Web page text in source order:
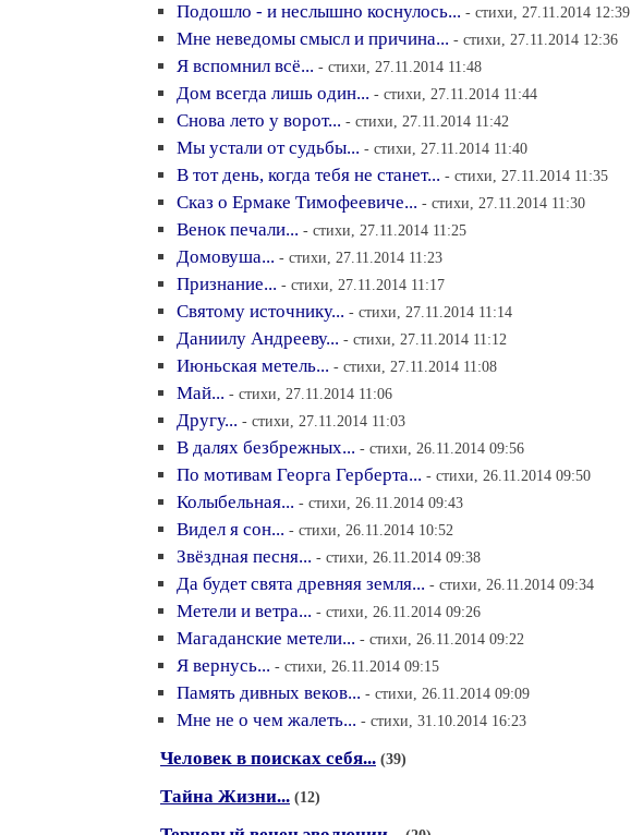
Подошло - и неслышно коснулось... - стихи, 27.11.2014 12:39
Мне неведомы смысл и причина... - стихи, 27.11.2014 12:36
Я вспомнил всё... - стихи, 27.11.2014 11:48
Дом всегда лишь один... - стихи, 27.11.2014 11:44
Снова лето у ворот... - стихи, 27.11.2014 11:42
Мы устали от судьбы... - стихи, 27.11.2014 11:40
В тот день, когда тебя не станет... - стихи, 27.11.2014 11:35
Сказ о Ермаке Тимофеевиче... - стихи, 27.11.2014 11:30
Венок печали... - стихи, 27.11.2014 11:25
Домовуша... - стихи, 27.11.2014 11:23
Признание... - стихи, 27.11.2014 11:17
Святому источнику... - стихи, 27.11.2014 11:14
Даниилу Андрееву... - стихи, 27.11.2014 11:12
Июньская метель... - стихи, 27.11.2014 11:08
Май... - стихи, 27.11.2014 11:06
Другу... - стихи, 27.11.2014 11:03
В далях безбрежных... - стихи, 26.11.2014 09:56
По мотивам Георга Герберта... - стихи, 26.11.2014 09:50
Колыбельная... - стихи, 26.11.2014 09:43
Видел я сон... - стихи, 26.11.2014 10:52
Звёздная песня... - стихи, 26.11.2014 09:38
Да будет свята древняя земля... - стихи, 26.11.2014 09:34
Метели и ветра... - стихи, 26.11.2014 09:26
Магаданские метели... - стихи, 26.11.2014 09:22
Я вернусь... - стихи, 26.11.2014 09:15
Память дивных веков... - стихи, 26.11.2014 09:09
Мне не о чем жалеть... - стихи, 31.10.2014 16:23
Человек в поисках себя... (39)
Тайна Жизни... (12)